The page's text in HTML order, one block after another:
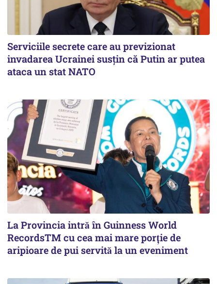
Serviciile secrete care au previzionat
invadarea Ucrainei susțin că Putin ar putea
ataca un stat NATO
La Provincia intră în Guinness World
RecordsTM cu cea mai mare porție de
aripioare de pui servită la un eveniment